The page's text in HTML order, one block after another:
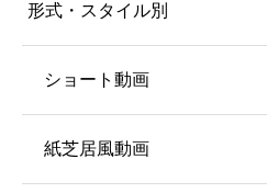
形式・スタイル別
ショート動画
紙芝居風動画